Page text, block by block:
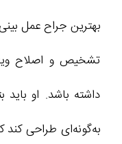
بهترین جراح عمل
تشخیص و اصلاح
داشته باشد. او باید
به‌گونه‌ای طراحی